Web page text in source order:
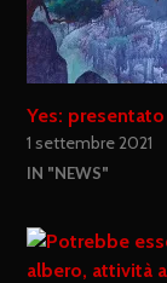
Yes:
1 settembre 2021
IN "NEWS"